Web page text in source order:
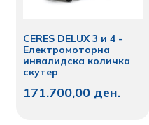
CERES DELUX 3 и 4 -
Електромоторна
инвалидска количка
скутер
171.700,00 ден.